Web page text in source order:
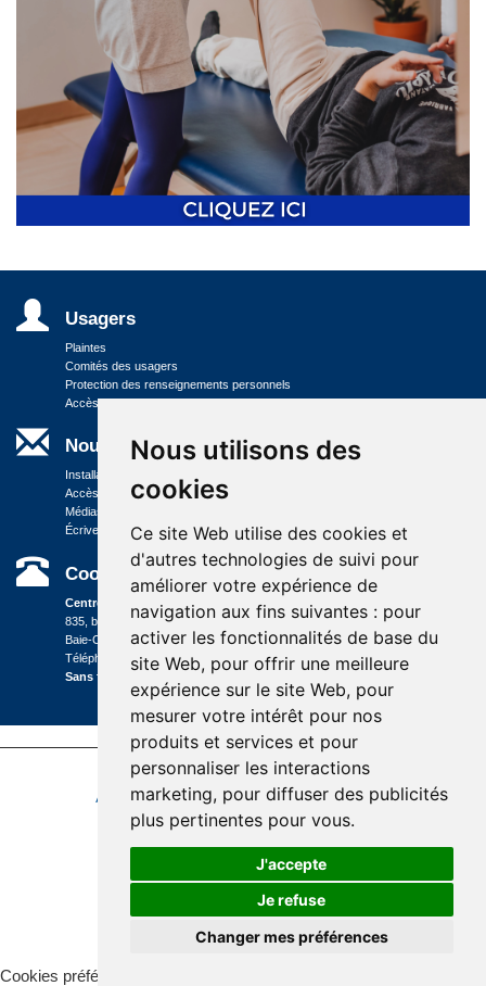
Nous utilisons des
cookies
Ce site Web utilise des cookies et
d'autres technologies de suivi pour
améliorer votre expérience de
navigation aux fins suivantes : pour
activer les fonctionnalités de base du
site Web, pour offrir une meilleure
expérience sur le site Web, pour
mesurer votre intérêt pour nos
produits et services et pour
personnaliser les interactions
marketing, pour diffuser des publicités
plus pertinentes pour vous.
J'accepte
Je refuse
Changer mes préférences
Usagers
Plaintes
Comités des usagers
Protection des renseignements personnels
Accès aux documents des organismes publics
Nous joindre
Installations
Accès à l'information
Médias
Écrivez-nous
Coordonnées
Centre administratif
835, boulevard Jolliet
Baie-Comeau (Québec) G5C 1P5
Téléphone :
418 589-9845
ou
Sans frais :
1 800 463-5142
Dernière mise à jour : 10 juillet 2026
Accessibilité Plan du site
Politique de confidentialité
Réalisation du site
© Santé Québec Côte-Nord, 2026
Cookies préférences